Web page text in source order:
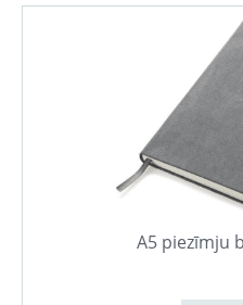
A5 piezīmju